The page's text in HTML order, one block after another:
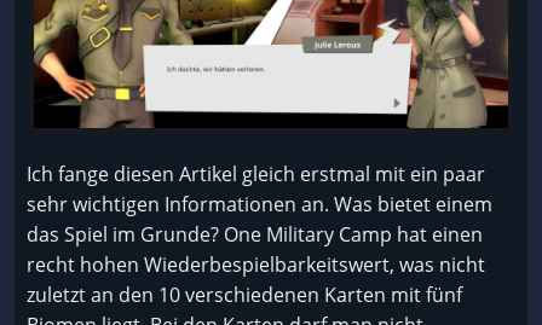
Ich fange diesen Artikel gleich erstmal mit ein paar
sehr wichtigen Informationen an. Was bietet einem
das Spiel im Grunde? One Military Camp hat einen
recht hohen Wiederbespielbarkeitswert, was nicht
zuletzt an den 10 verschiedenen Karten mit fünf